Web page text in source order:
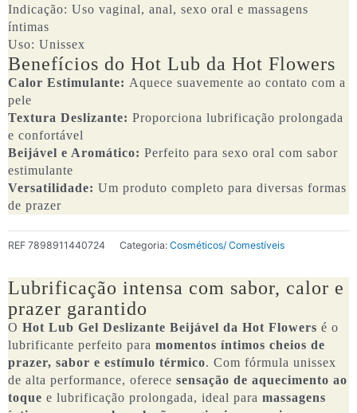
Indicação: Uso vaginal, anal, sexo oral e massagens
íntimas
Uso: Unissex
Benefícios do Hot Lub da Hot Flowers
Calor Estimulante: Aquece suavemente ao contato com a
pele
Textura Deslizante: Proporciona lubrificação prolongada
e confortável
Beijável e Aromático: Perfeito para sexo oral com sabor
estimulante
Versatilidade: Um produto completo para diversas formas
de prazer
REF 7898911440724 Categoria: Cosméticos/ Comestíveis
Lubrificação intensa com sabor, calor e
prazer garantido
O Hot Lub Gel Deslizante Beijável da Hot Flowers é o
lubrificante perfeito para momentos íntimos cheios de
prazer, sabor e estímulo térmico. Com fórmula unissex
de alta performance, oferece sensação de aquecimento ao
toque e lubrificação prolongada, ideal para massagens